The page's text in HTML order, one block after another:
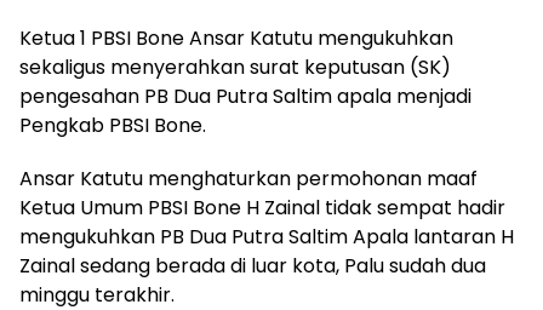
Ketua 1 PBSI Bone Ansar Katutu mengukuhkan
sekaligus menyerahkan surat keputusan (SK)
pengesahan PB Dua Putra Saltim apala menjadi
Pengkab PBSI Bone.
Ansar Katutu menghaturkan permohonan maaf
Ketua Umum PBSI Bone H Zainal tidak sempat hadir
mengukuhkan PB Dua Putra Saltim Apala lantaran H
Zainal sedang berada di luar kota, Palu sudah dua
minggu terakhir.